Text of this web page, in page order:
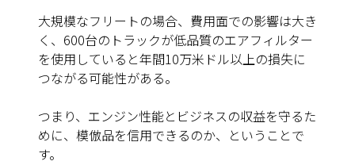
大規模なフリートの場合、費用面での影響は大き
く、600台のトラックが低品質のエアフィルター
を使用していると年間10万米ドル以上の損失に
つながる可能性がある。
つまり、エンジン性能とビジネスの収益を守るた
めに、模倣品を信用できるのか、ということで
す。